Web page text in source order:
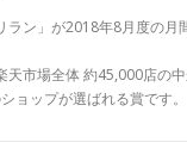
ラン」が2018年8月度の月
天市場全体 約45,000店の
ョップが選ばれる賞です。